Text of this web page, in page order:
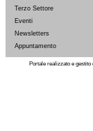
Username:
Password:
Terzo Settore
Eventi
Newsletters
Appuntamento